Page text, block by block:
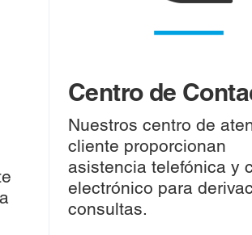
Centro de
Nuestros centro de
cliente proporcionan
asistencia telefónica y
electrónico para
consultas.